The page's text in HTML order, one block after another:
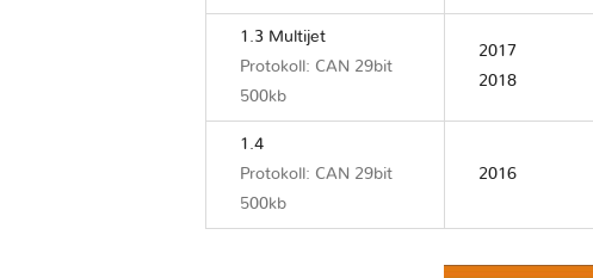
1.3 Multijet
Protokoll: CAN 29bit
500kb
2017
2018
1.4
Protokoll: CAN 29bit
500kb
2016